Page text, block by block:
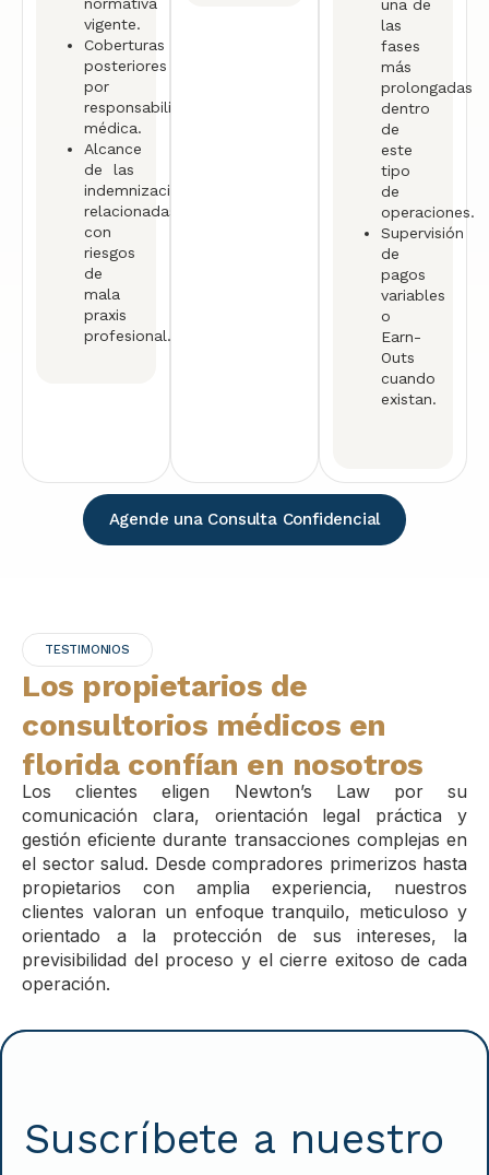
vigente.
Coberturas
posteriores
por
responsabilidad
médica.
Alcance
de las
indemnizaciones
relacionadas
con
riesgos
de
mala
praxis
profesional.
una de
las
fases
más
prolongadas
dentro
de
este
tipo
de
operaciones.
Supervisión
de
pagos
variables
o
Earn-
Outs
cuando
existan.
Agende una Consulta Confidencial
TESTIMONIOS
Los propietarios de
consultorios médicos en
florida confían en nosotros
Los clientes eligen Newton’s Law por su
comunicación clara, orientación legal práctica y
gestión eficiente durante transacciones complejas en
el sector salud. Desde compradores primerizos hasta
propietarios con amplia experiencia, nuestros
clientes valoran un enfoque tranquilo, meticuloso y
orientado a la protección de sus intereses, la
previsibilidad del proceso y el cierre exitoso de cada
operación.
Suscríbete a nuestro